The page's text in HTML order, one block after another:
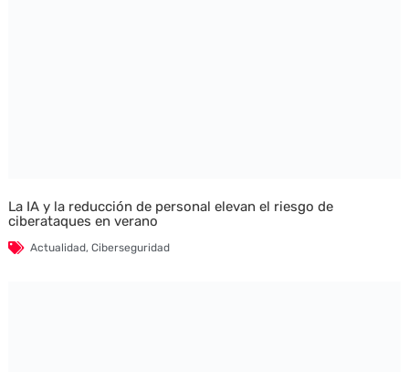
La IA y la reducción de personal elevan el riesgo de
ciberataques en verano
Actualidad, Ciberseguridad